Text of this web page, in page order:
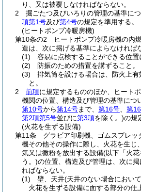
り、又は被覆しなければならない。
2
掘ごたつ及びいろりの管理の基準につ
項第1号及び第4号の規定を準用する。
(ヒートポンプ冷暖房機)
第10条の2
ヒートポンプ冷暖房機の内
造は、次に掲げる基準によらなければ
(1)
容易に点検することができる位置
(2)
防振のための措置を講ずること。
(3)
排気筒を設ける場合は、防火上有
と。
2
前項に規定するもののほか、ヒート
機関の位置、構造及び管理の基準につ
第10号から第14号まで、 第16号 第
第2項第5号並びに第3項を除く。)の規
(火花を生ずる設備)
第11条
グラビア印刷機、ゴムスプレッ
機その他その操作に際し、火花を生じ
気又は微粉を放出する設備(以下「火
う。)の位置、構造及び管理は、次に
ればならない。
(1)
壁、天井(天井のない場合におい
火花を生ずる設備に面する部分の仕